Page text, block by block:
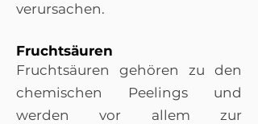
verursachen.
Fruchtsäuren
Fruchtsäuren gehören zu den
chemischen Peelings und
werden vor allem zur